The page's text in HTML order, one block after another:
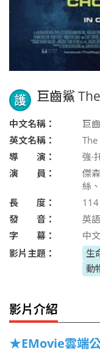
護 巨齒鯊
中文名稱：
巨
英文名稱：
導 演：
強·
演 員：
傑
絲
長 度：
114
發 音：
英語
字 幕：
中文
影片主題：
生
動
影片介紹
★EMovie雲端